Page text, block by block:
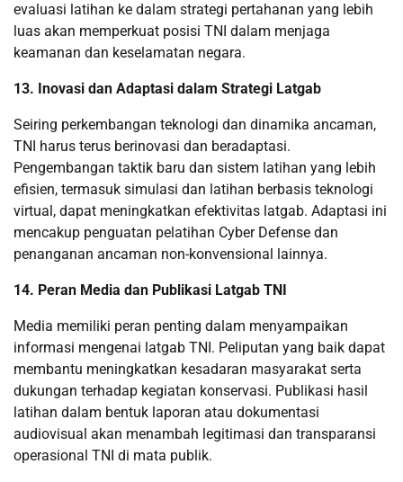
evaluasi latihan ke dalam strategi pertahanan yang lebih
luas akan memperkuat posisi TNI dalam menjaga
keamanan dan keselamatan negara.
13. Inovasi dan Adaptasi dalam Strategi Latgab
Seiring perkembangan teknologi dan dinamika ancaman,
TNI harus terus berinovasi dan beradaptasi.
Pengembangan taktik baru dan sistem latihan yang lebih
efisien, termasuk simulasi dan latihan berbasis teknologi
virtual, dapat meningkatkan efektivitas latgab. Adaptasi ini
mencakup penguatan pelatihan Cyber ​​Defense dan
penanganan ancaman non-konvensional lainnya.
14. Peran Media dan Publikasi Latgab TNI
Media memiliki peran penting dalam menyampaikan
informasi mengenai latgab TNI. Peliputan yang baik dapat
membantu meningkatkan kesadaran masyarakat serta
dukungan terhadap kegiatan konservasi. Publikasi hasil
latihan dalam bentuk laporan atau dokumentasi
audiovisual akan menambah legitimasi dan transparansi
operasional TNI di mata publik.